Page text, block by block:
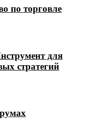
по торговле
для
стратегий